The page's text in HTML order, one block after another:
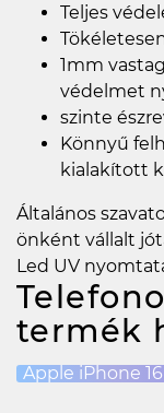
Teljes
1mm
védelmet
szinte
Könnyű
kialakított
Általános
önként vállalt
Led UV
termék
Apple iPhone